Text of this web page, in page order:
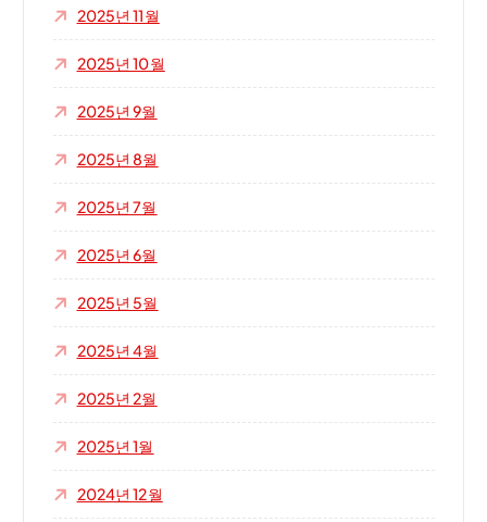
2025년 11월
2025년 10월
2025년 9월
2025년 8월
2025년 7월
2025년 6월
2025년 5월
2025년 4월
2025년 2월
2025년 1월
2024년 12월